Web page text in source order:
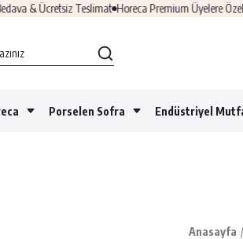
& Ücretsiz Teslimat Horeca Premium Üyelere Özel
Porselen Sofra Endüstriyel
Anasayfa